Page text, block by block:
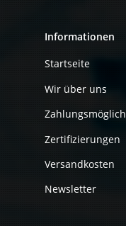
Informationen
Startseite
Wir über uns
Zertifizierungen
Versandkosten
Newsletter